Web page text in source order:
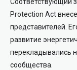
Соответствующий
Protection Act
представителей.
развитие
перекладывались
сообщества.